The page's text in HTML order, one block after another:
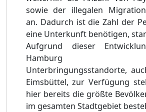
sowie der illegalen
an. Dadurch ist die Zahl der
eine Unterkunft benötigen,
Aufgrund dieser
Hamburg
Unterbringungsstandorte,
Eimsbüttel, zur Verfügung
hier bereits die größte
im gesamten Stadtgebiet